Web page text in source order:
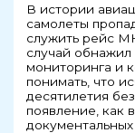
В истории
самолеты
служить рейс
случай
мониторинга и
понимать, что
десятилетия
появление, как